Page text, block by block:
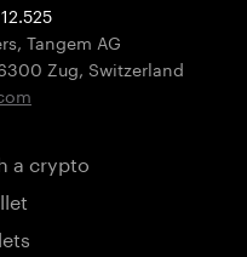
Tangem AG
Zug, Switzerland
a crypto